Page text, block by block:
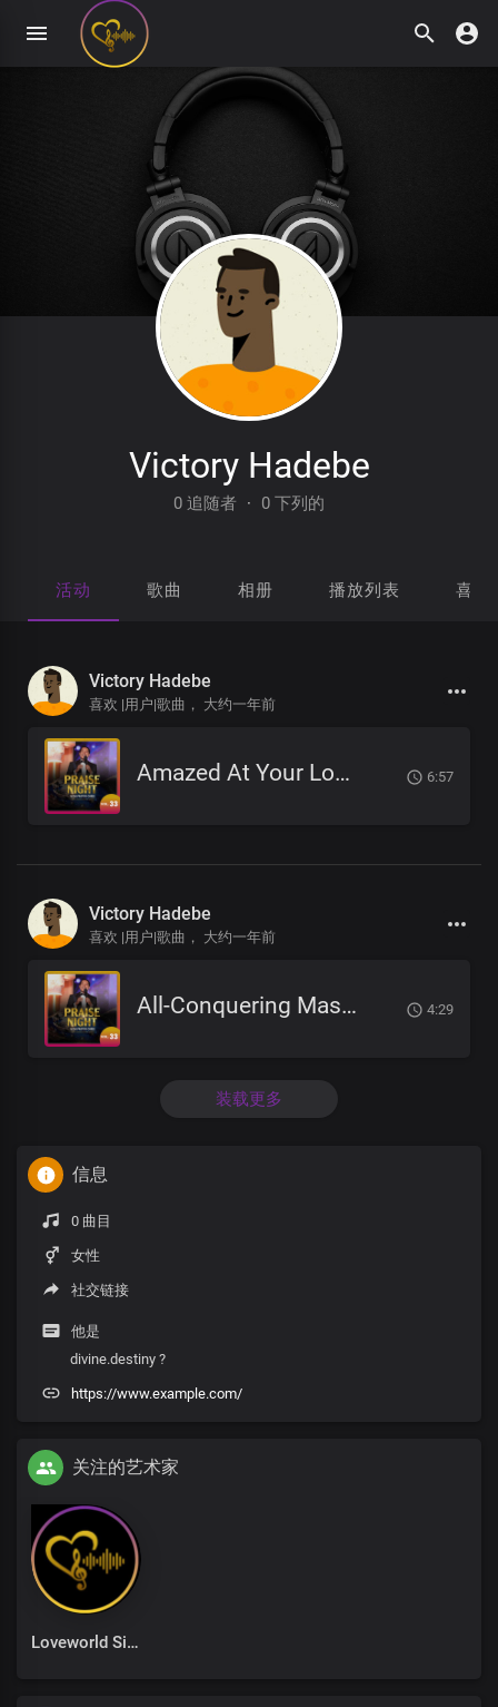
Victory Hadebe
0 追随者 · 0 下列的
活动 歌曲 相册 播放列表 喜欢
Victory Hadebe
喜欢 |用户|歌曲， 大约一年前
Amazed At Your Love 6:57
Victory Hadebe
喜欢 |用户|歌曲， 大约一年前
All-Conquering Master And Saviour 4:29
装载更多
信息
0 曲目
女性
社交链接
他是
divine.destiny ?
https://www.example.com/
关注的艺术家
Loveworld Singers